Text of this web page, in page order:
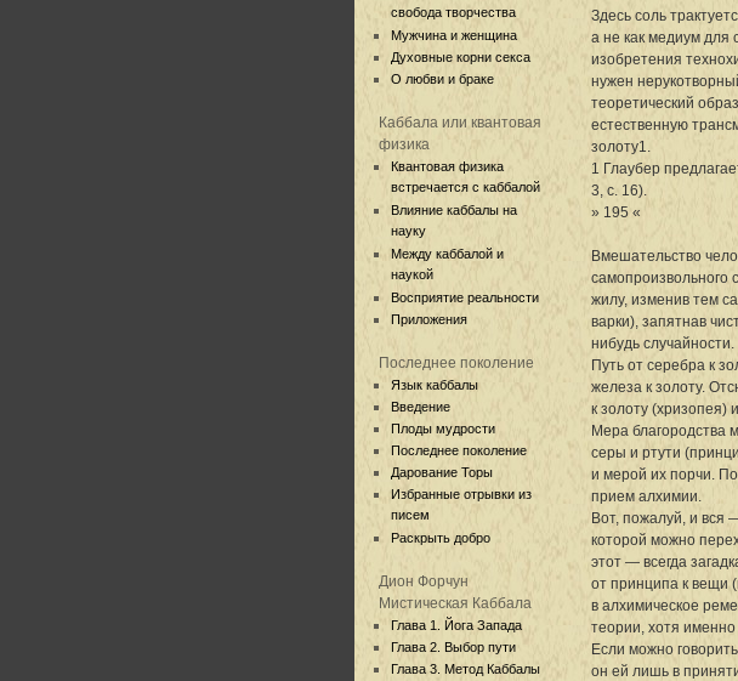
свобода творчества
Мужчина и женщина
Духовные корни секса
О любви и браке
Каббала или квантовая
физика
Квантовая физика
встречается с каббалой
Влияние каббалы на
науку
Между каббалой и
наукой
Восприятие реальности
Приложения
Последнее поколение
Язык каббалы
Введение
Плоды мудрости
Последнее поколение
Дарование Торы
Избранные отрывки из
писем
Раскрыть добро
Дион Форчун
Мистическая Каббала
Глава 1. Йога Запада
Глава 2. Выбор пути
Глава 3. Метод Каббалы
Здесь соль
а не как медиум для
изобретения
нужен
теоретический
естественную
золоту1.
1 Глаубер
3, с. 16).
» 195 «
Вмешательство
самопроизвольного
жилу, изменив тем
варки), запятнав
нибудь случайности.
Путь от серебра к
железа к золоту.
к золоту (хризопея)
Мера благородства
серы и ртути
и мерой их порчи.
прием алхимии.
Вот, пожалуй, и вся
которой можно
этот — всегда
от принципа к вещи
в алхимическое
теории, хотя
Если можно
он ей лишь в